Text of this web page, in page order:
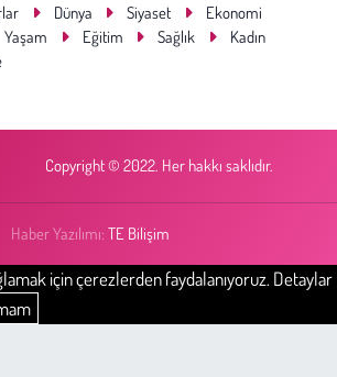
Dünya Siyaset
Ekonomi
Yaşam Eğitim Sağlık
Kadın
Copyright © 2022. Her hakkı saklıdır.
Haber Yazılımı: TE Bilişim
için çerezlerden faydalanıyoruz. Detaylar